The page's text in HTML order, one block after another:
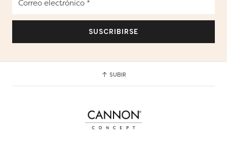
SUBIR